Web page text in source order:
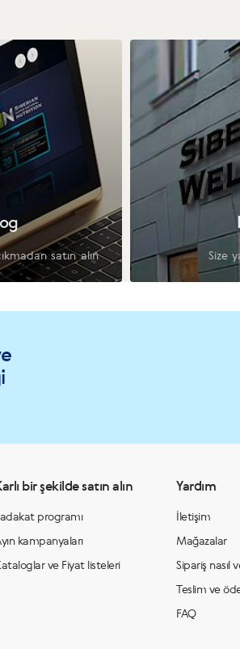
satın alın Size
bir şekilde satın alın
programı
kampanyaları
ve Fiyat listeleri
Yardım
İletişim
Mağazalar
Sipariş nasıl
Teslim ve
FAQ